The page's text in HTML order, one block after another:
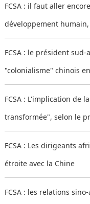
FCSA : il faut aller
développement
FCSA : le président
"colonialisme" chinois
FCSA : L'implication de
transformée", selon le
FCSA : Les dirigeants
étroite avec la Chine
FCSA : les relations